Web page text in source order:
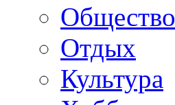
Общество
Отдых
Культура